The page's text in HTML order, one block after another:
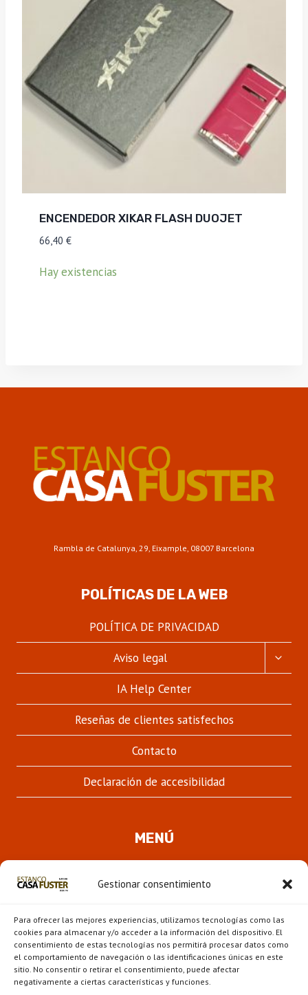
Gestionar consentimiento
Para ofrecer las mejores experiencias, utilizamos tecnologías como las
cookies para almacenar y/o acceder a la información del dispositivo. El
consentimiento de estas tecnologías nos permitirá procesar datos como
el comportamiento de navegación o las identificaciones únicas en este
sitio. No consentir o retirar el consentimiento, puede afectar
negativamente a ciertas características y funciones.
ENCENDEDOR XIKAR FLASH DUOJET
66,40 €
Hay existencias
Rambla de Catalunya, 29, Eixample, 08007 Barcelona
POLÍTICAS DE LA WEB
POLÍTICA DE PRIVACIDAD
Aviso legal
IA Help Center
Reseñas de clientes satisfechos
Contacto
Declaración de accesibilidad
MENÚ
HIJO
Novedades
Escaparate